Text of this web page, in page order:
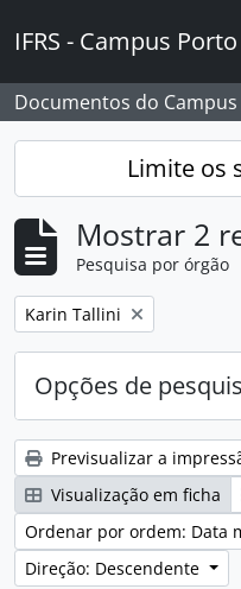
IFRS - Campus
Documentos do
Limite os
Mostrar 2
Pesquisa por órgão
Remover filtro:
Karin Tallini
Opções de
Previsualizar a
Visualização em ficha
Ordenar por ordem: Data
Direção: Descendente